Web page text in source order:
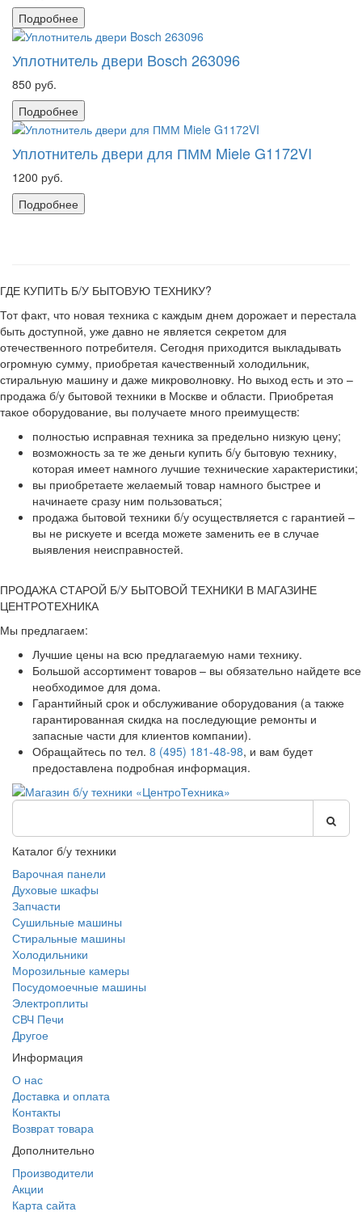
Подробнее
Уплотнитель двери Bosch 263096
850 руб.
Подробнее
Уплотнитель двери для ПММ Miele G1172VI
1200 руб.
Подробнее
ГДЕ КУПИТЬ Б/У БЫТОВУЮ ТЕХНИКУ?
Тот факт, что новая техника с каждым днем дорожает и перестала
быть доступной, уже давно не является секретом для
отечественного потребителя. Сегодня приходится выкладывать
огромную сумму, приобретая качественный холодильник,
стиральную машину и даже микроволновку. Но выход есть и это –
продажа б/у бытовой техники в Москве и области. Приобретая
такое оборудование, вы получаете много преимуществ:
полностью исправная техника за предельно низкую цену;
возможность за те же деньги купить б/у бытовую технику,
которая имеет намного лучшие технические характеристики;
вы приобретаете желаемый товар намного быстрее и
начинаете сразу ним пользоваться;
продажа бытовой техники б/у осуществляется с гарантией –
вы не рискуете и всегда можете заменить ее в случае
выявления неисправностей.
ПРОДАЖА СТАРОЙ Б/У БЫТОВОЙ ТЕХНИКИ В МАГАЗИНЕ
ЦЕНТРОТЕХНИКА
Мы предлагаем:
Лучшие цены на всю предлагаемую нами технику.
Большой ассортимент товаров – вы обязательно найдете все
необходимое для дома.
Гарантийный срок и обслуживание оборудования (а также
гарантированная скидка на последующие ремонты и
запасные части для клиентов компании).
Обращайтесь по тел. 8 (495) 181-48-98, и вам будет
предоставлена подробная информация.
Каталог б/у техники
Варочная панели
Духовые шкафы
Запчасти
Сушильные машины
Стиральные машины
Холодильники
Морозильные камеры
Посудомоечные машины
Электроплиты
СВЧ Печи
Другое
Информация
О нас
Доставка и оплата
Контакты
Возврат товара
Дополнительно
Производители
Акции
Карта сайта